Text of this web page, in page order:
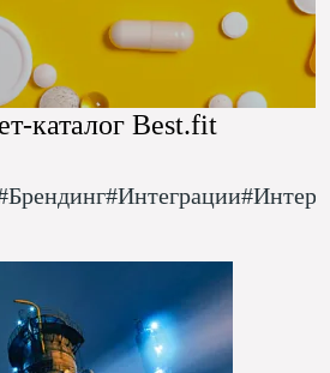
каталог Best.fit
#Интеграции